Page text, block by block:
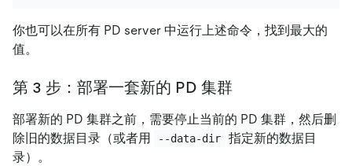
你也可以在所有 PD server 中运行上述命令，找到最大的
值。
第 3 步：部署一套新的 PD 集群
部署新的 PD 集群之前，需要停止当前的 PD 集群，然后删
除旧的数据目录（或者用
--data-dir
指定新的数据目
录）。